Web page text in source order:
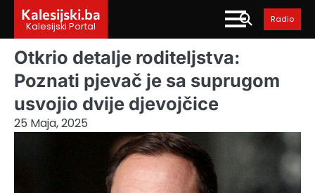
content
Kalesijski.ba
Kalesijski Portal
Radio
Otkrio detalje roditeljstva:
Poznati pjevač je sa suprugom
usvojio dvije djevojčice
25 Maja, 2025